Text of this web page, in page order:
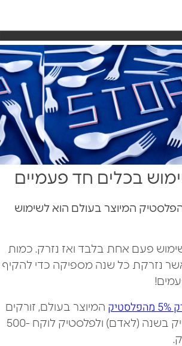
בכלים חד פעמיים
כי 50% מהפלסטיק המיוצר בעולם הוא לשימוש
פעם אחת בלבד ואז נזרק. כמות
נזרקת כל שנה מספיקה כדי להקיף
המיוצר בעולם, זורקים
כ-85 ק"ג של פלסטיק בשנה (לאדם) ולפלסטיק לוקח 500-